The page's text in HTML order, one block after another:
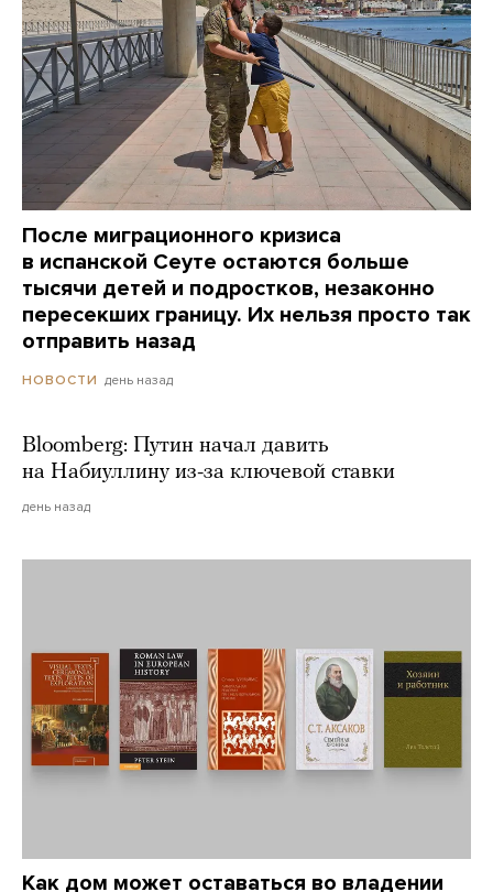
После миграционного кризиса
в испанской Сеуте остаются больше
тысячи детей и подростков, незаконно
пересекших границу. Их нельзя просто так
отправить назад
НОВОСТИ день назад
Bloomberg: Путин начал давить
на Набиуллину из-за ключевой ставки
день назад
Как дом может оставаться во владении